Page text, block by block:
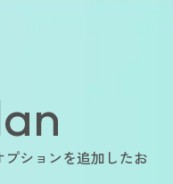
ションを追加したお